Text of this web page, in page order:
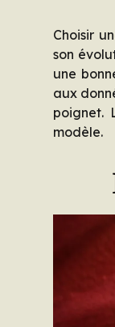
Choisir
son
une
aux
poignet.
modèle.